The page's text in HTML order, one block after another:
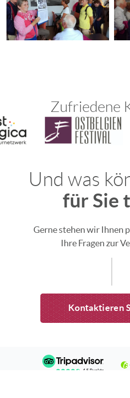
Zufriedene
Und was
für Sie
Gerne stehen wir Ihnen
Ihre Fragen zur
Kontaktieren
4,5 Punkte